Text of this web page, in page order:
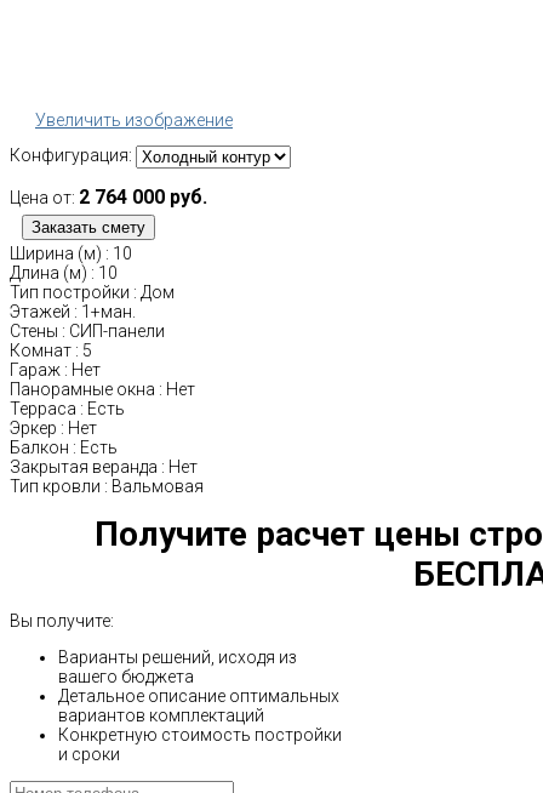
Увеличить изображение
Конфигурация:
Цена от: 2 764 000 руб.
Ширина (м) : 10
Длина (м) : 10
Тип постройки : Дом
Этажей : 1+ман.
Стены : СИП-панели
Комнат : 5
Гараж : Нет
Панорамные окна : Нет
Терраса : Есть
Эркер : Нет
Балкон : Есть
Закрытая веранда : Нет
Тип кровли : Вальмовая
Получите расчет цены
Вы получите:
Варианты решений, исходя из
вашего бюджета
Детальное описание оптимальных
вариантов комплектаций
Конкретную стоимость постройки
и сроки